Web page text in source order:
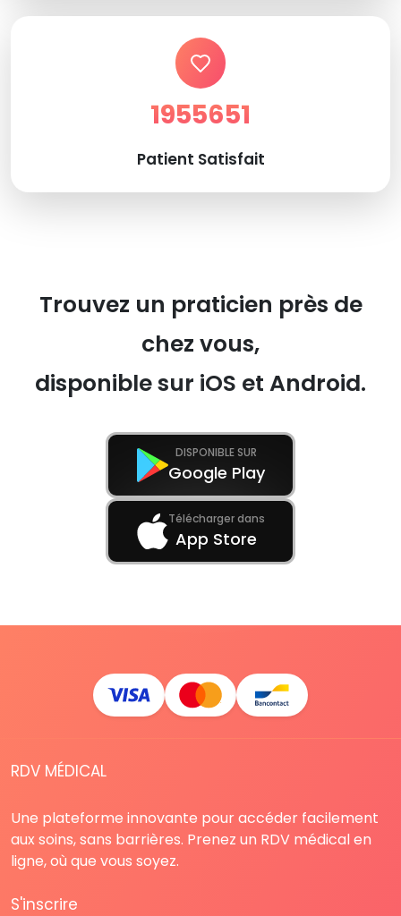
1955651
Patient Satisfait
Trouvez un praticien près de
chez vous,
disponible sur iOS et Android.
DISPONIBLE SUR
Google Play
Télécharger dans
App Store
RDV MÉDICAL
Une plateforme innovante pour accéder facilement
aux soins, sans barrières. Prenez un RDV médical en
ligne, où que vous soyez.
S'inscrire